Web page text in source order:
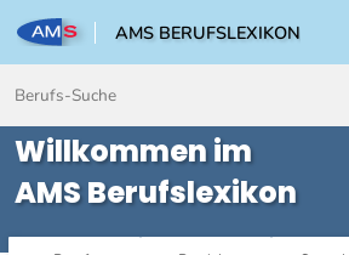
AMS BERUFSLEXIKON
Willkommen im
AMS Berufslexikon